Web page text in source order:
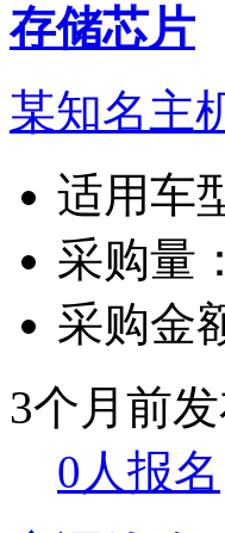
存储芯片
某知名主
适用车
采购量：
采购金
3个月前
0人报名